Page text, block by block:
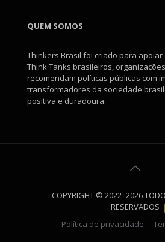
QUEM SOMOS
Thinkers Brasil foi criado para
Think Tanks brasileiros,
recomendam políticas públicas com
transformadores da sociedade
positiva e duradoura.
COPYRIGHT © 2022 -2026
RESERVADOS
Política de privacidade